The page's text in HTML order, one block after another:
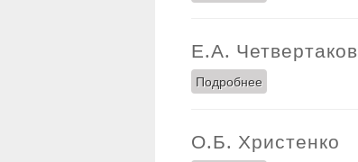
Е.А. Четвертаков
Подробнее
О.Б. Христенко